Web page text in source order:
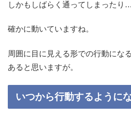
しかもしばらく通ってしまったり…
確かに動いていますね。
周囲に目に見える形での行動にな
あると思いますが。
いつから行動するように